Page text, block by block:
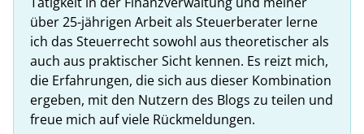
über 25-jährigen Arbeit als Steuerberater lerne
ich das Steuerrecht sowohl aus theoretischer als
auch aus praktischer Sicht kennen. Es reizt mich,
die Erfahrungen, die sich aus dieser Kombination
ergeben, mit den Nutzern des Blogs zu teilen und
freue mich auf viele Rückmeldungen.